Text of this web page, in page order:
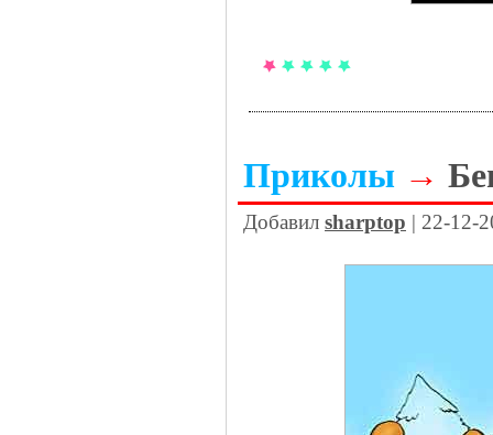
Приколы →
Добавил sharptop | 22-12-